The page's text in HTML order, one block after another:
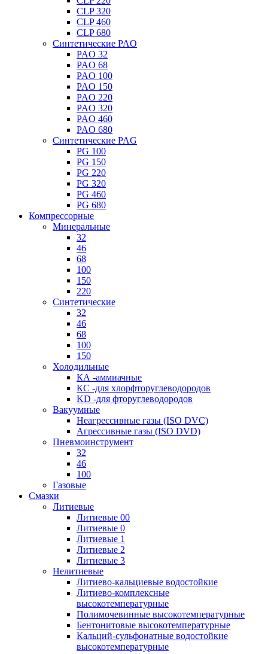
CLP 320
CLP 460
CLP 680
Синтетические PAO
PAO 32
PAO 68
PAO 100
PAO 150
PAO 220
PAO 320
PAO 460
PAO 680
Синтетические PAG
PG 100
PG 150
PG 220
PG 320
PG 460
PG 680
Компрессорные
Минеральные
32
46
68
100
150
220
Синтетические
32
46
68
100
150
Холодильные
КА -аммиачные
КС -для хлорфторуглеводородов
KD -для фторуглеводородов
Вакуумные
Неагрессивные газы (ISO DVC)
Агрессивные газы (ISO DVD)
Пневмоинструмент
32
46
100
Газовые
Смазки
Литиевые
Литиевые 00
Литиевые 0
Литиевые 1
Литиевые 2
Литиевые 3
Нелитиевые
Литиево-кальциевые водостойкие
Литиево-комплексные
высокотемпературные
Полимочевинные высокотемпературные
Бентонитовые высокотемпературные
Кальций-сульфонатные водостойкие
высокотемпературные